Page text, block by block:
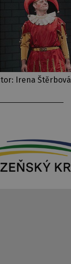
Irena Štěrbová